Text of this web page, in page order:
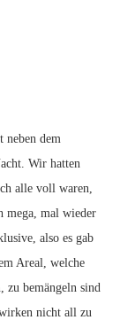
neben dem
Wir hatten
alle voll waren,
mega, mal wieder
also es gab
Areal, welche
zu bemängeln sind
nicht all zu